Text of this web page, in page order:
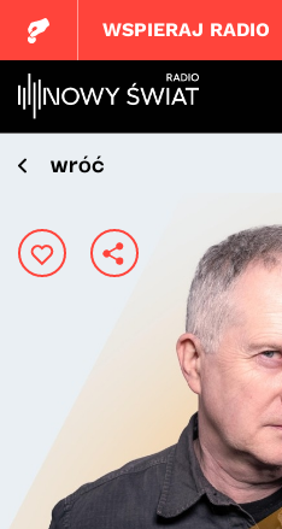
WSPIERAJ RADIO
wróć